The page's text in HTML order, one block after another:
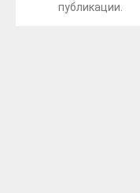
публикации.